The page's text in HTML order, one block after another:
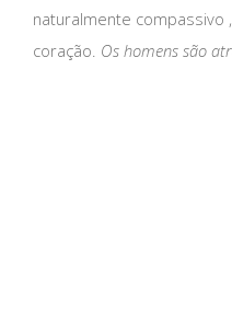
naturalmente compassivo
coração. Os homens são